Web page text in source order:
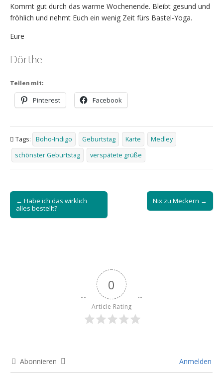
Kommt gut durch das warme Wochenende. Bleibt gesund und
fröhlich und nehmt Euch ein wenig Zeit fürs Bastel-Yoga.
Eure
Dörthe
Teilen mit:
Pinterest Facebook
Tags: Boho-Indigo Geburtstag Karte
Medley
schönster Geburtstag
verspätete grüße
Post
navigation
← Habe ich das wirklich
alles bestellt?
Nix zu Meckern →
0
Article Rating
Abonnieren Anmelden